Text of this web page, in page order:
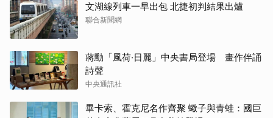
文湖線列車一早出包 北捷初判結果出爐
聯合新聞網
蔣勳「風荷‧日麗」中央書局登場 畫作伴誦
詩聲
中央通訊社
畢卡索、霍克尼名作齊聚 蠍子與青蛙：國巨